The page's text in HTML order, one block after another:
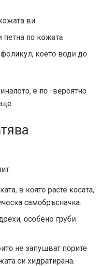
ви
петна по кожата
което води до
е по -вероятно
в която расте косата,
самобръсначка.
особено груби
не запушват порите
си хидратирана.